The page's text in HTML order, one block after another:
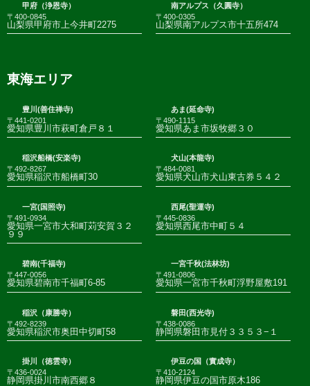
甲府（浄恩寺）
〒400-0845
山梨県甲府市上今井町2275
南アルプス（久圓寺）
〒400-0305
山梨県南アルプス市十五所474
東海エリア
豊川(善住禅寺)
〒441-0201
愛知県豊川市萩町倉戸８１
あま(延命寺)
〒490-1115
愛知県あま市坂牧郷３０
稲沢船橋(安楽寺)
〒492-8267
愛知県稲沢市船橋町30
犬山(本龍寺)
〒484-0081
愛知県犬山市犬山東古券５４２
一宮(国照寺)
〒491-0934
愛知県一宮市大和町苅安賀３２
９９
西尾(聖運寺)
〒445-0836
愛知県西尾市中町５４
碧南(千福寺)
〒447-0056
愛知県碧南市千福町6-85
一宮千秋(法林坊)
〒491-0806
愛知県一宮市千秋町浮野屋敷191
稲沢（康勝寺）
〒492-8239
愛知県稲沢市奥田中切町58
磐田(西光寺)
〒438-0086
静岡県磐田市見付３３５３−１
掛川（徳雲寺）
〒436-0024
静岡県掛川市南西郷８
伊豆の国（實成寺）
〒410-2124
静岡県伊豆の国市原木186